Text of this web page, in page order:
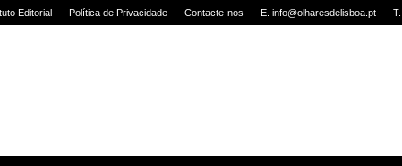
Editorial Política de Privacidade Contacte-nos E. info@olharesdelisboa.pt